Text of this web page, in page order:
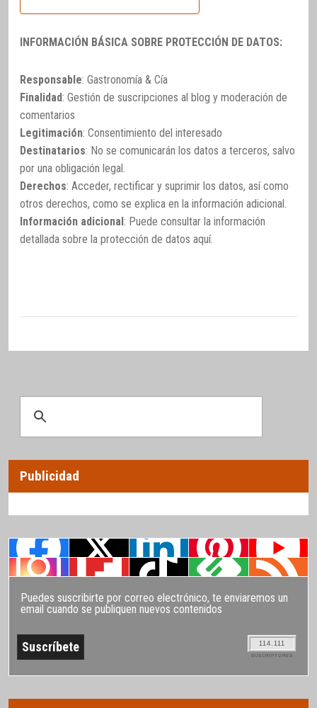
INFORMACIÓN BÁSICA SOBRE PROTECCIÓN DE DATOS:
Responsable: Gastronomía & Cía
Finalidad: Gestión de suscripciones al blog y moderación de
comentarios
Legitimación: Consentimiento del interesado
Destinatarios: No se comunicarán los datos a terceros, salvo
por una obligación legal.
Derechos: Acceder, rectificar y suprimir los datos, así como
otros derechos, como se explica en la información adicional.
Información adicional: Puede consultar la información
detallada sobre la protección de datos aquí.
Publicidad
Puedes suscribirte por correo electrónico, te enviaremos un
email cuando se publiquen nuevos contenidos
114.111
SUSCRIPTORES